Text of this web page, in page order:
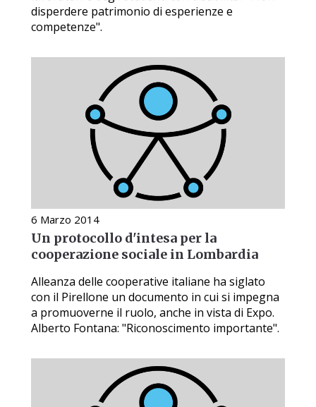
disperdere patrimonio di esperienze e
competenze".
6 Marzo 2014
Un protocollo d'intesa per la
cooperazione sociale in Lombardia
Alleanza delle cooperative italiane ha siglato
con il Pirellone un documento in cui si impegna
a promuoverne il ruolo, anche in vista di Expo.
Alberto Fontana: "Riconoscimento importante".